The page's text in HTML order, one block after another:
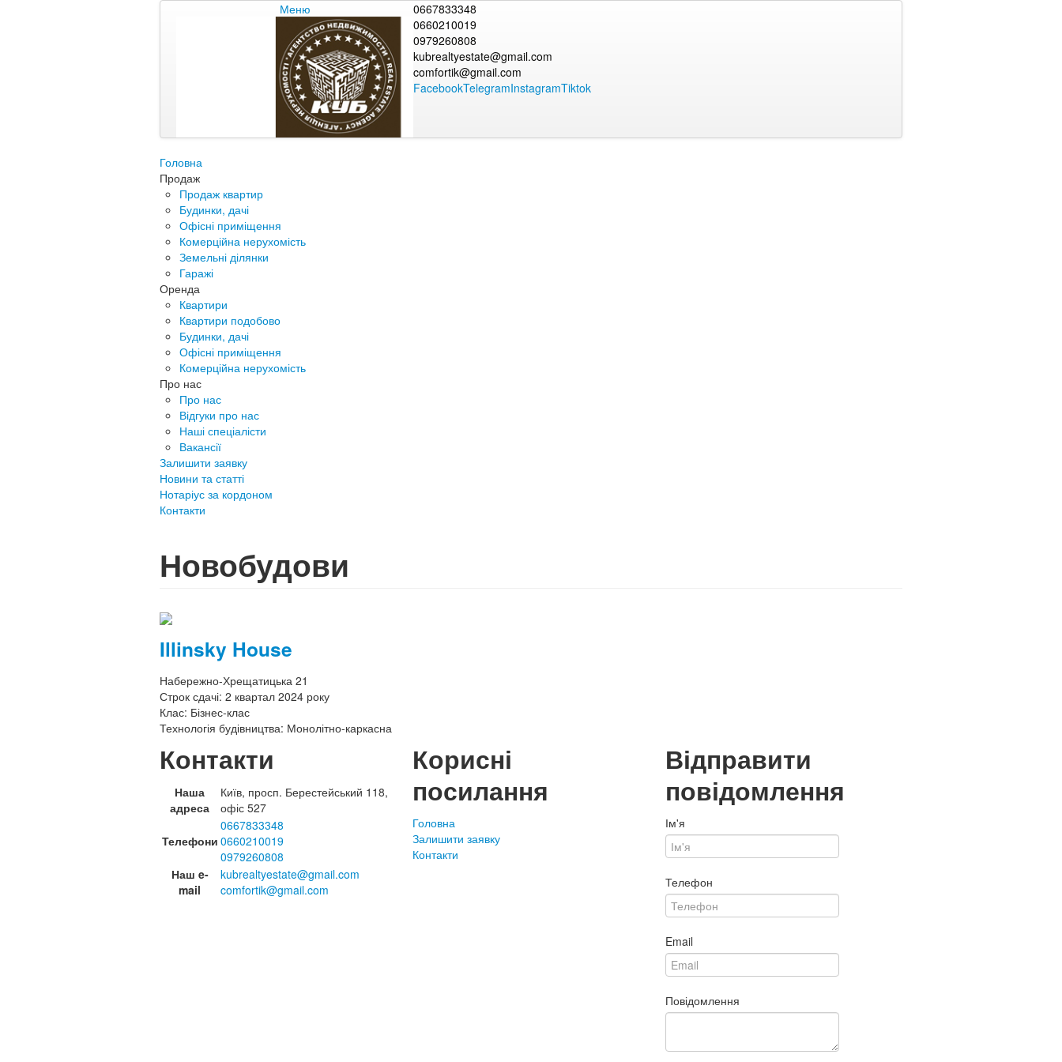
Меню
0667833348
0660210019
0979260808
kubrealtyestate@gmail.com
comfortik@gmail.com
FacebookTelegramInstagramTiktok
Головна
Продаж
Продаж квартир
Будинки, дачі
Офісні приміщення
Комерційна нерухомість
Земельні ділянки
Гаражі
Оренда
Квартири
Квартири подобово
Будинки, дачі
Офісні приміщення
Комерційна нерухомість
Про нас
Про нас
Відгуки про нас
Наші спеціалісти
Вакансії
Залишити заявку
Новини та статті
Нотаріус за кордоном
Контакти
Новобудови
Illinsky House
Набережно-Хрещатицька 21
Строк сдачі: 2 квартал 2024 року
Клас: Бізнес-клас
Технологія будівництва: Монолітно-каркасна
Контакти
Наша
адреса
Київ, просп. Берестейський 118,
офіс 527
Телефони
0667833348
0660210019
0979260808
Наш e-
mail
kubrealtyestate@gmail.com
comfortik@gmail.com
Корисні
посилання
Головна
Залишити заявку
Контакти
Відправити
повідомлення
Ім'я
Телефон
Email
Повідомлення